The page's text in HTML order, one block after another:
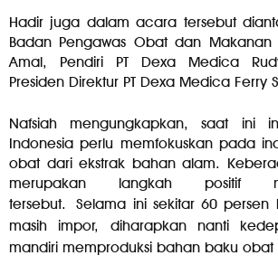
Hadir juga dalam acara tersebut
Badan Pengawas Obat dan Makanan
Amal, Pendiri PT Dexa Medica
Presiden Direktur PT Dexa Medica Ferry
Nafsiah mengungkapkan, saat ini
Indonesia perlu memfokuskan pada
obat dari ekstrak bahan alam.
merupakan langkah positif
tersebut.Selama ini sekitar 60
masih impor, diharapkan nanti
mandiri memproduksi bahan baku obat